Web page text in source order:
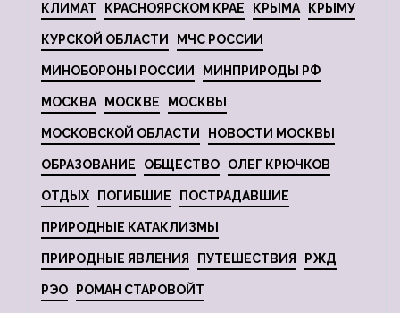
КЛИМАТ КРАСНОЯРСКОМ КРАЕ КРЫМА КРЫМУ
КУРСКОЙ ОБЛАСТИ МЧС РОССИИ
МИНОБОРОНЫ РОССИИ МИНПРИРОДЫ РФ
МОСКВА МОСКВЕ МОСКВЫ
МОСКОВСКОЙ ОБЛАСТИ НОВОСТИ МОСКВЫ
ОБРАЗОВАНИЕ ОБЩЕСТВО ОЛЕГ КРЮЧКОВ
ОТДЫХ ПОГИБШИЕ ПОСТРАДАВШИЕ
ПРИРОДНЫЕ КАТАКЛИЗМЫ
ПРИРОДНЫЕ ЯВЛЕНИЯ ПУТЕШЕСТВИЯ РЖД
РЭО РОМАН СТАРОВОЙТ